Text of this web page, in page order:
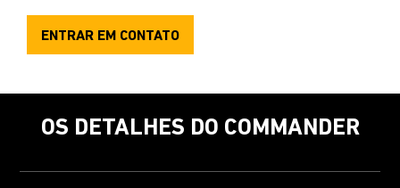
ENTRAR EM CONTATO
OS DETALHES DO COMMANDER